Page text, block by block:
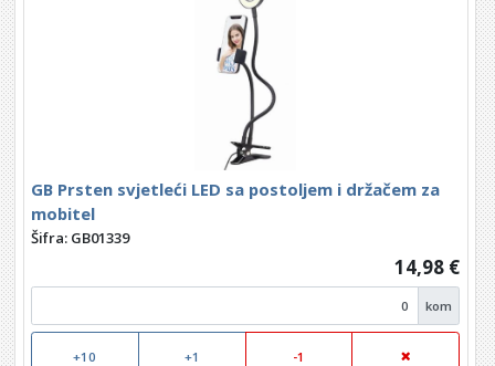
GB Prsten svjetleći LED sa postoljem i držačem za
mobitel
Šifra: GB01339
14,98 €
kom
+10 +1 -1